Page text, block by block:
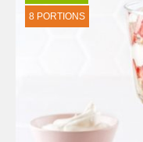
8 PORTIONS